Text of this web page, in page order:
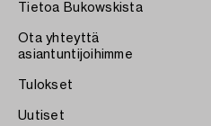
Tietoa Bukowskista
Ota yhteyttä
asiantuntijoihimme
Tulokset
Uutiset